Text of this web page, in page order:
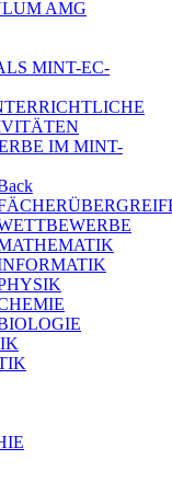
AMG
MINT-EC-
IM MINT-